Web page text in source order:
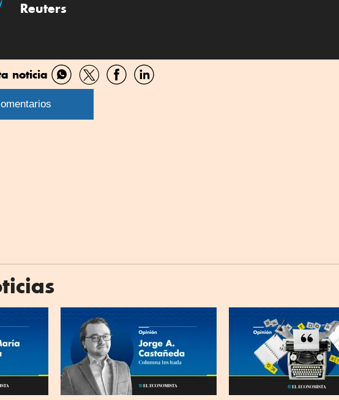
Reuters
noticia
Compartir
por
Compartir
por
CompartirCompartir